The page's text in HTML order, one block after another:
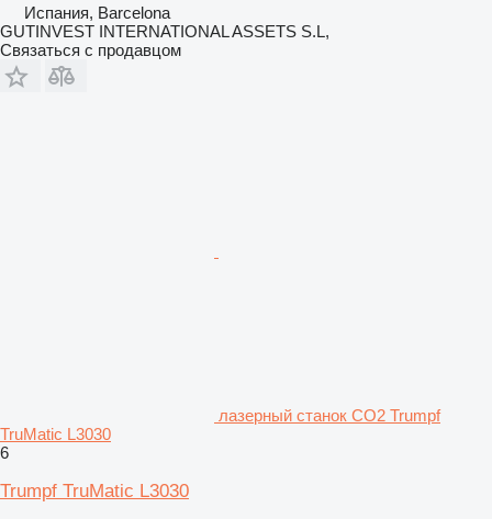
Испания, Barcelona
GUTINVEST INTERNATIONAL ASSETS S.L,
Связаться с продавцом
лазерный станок CO2 Trumpf
TruMatic L3030
6
Trumpf TruMatic L3030